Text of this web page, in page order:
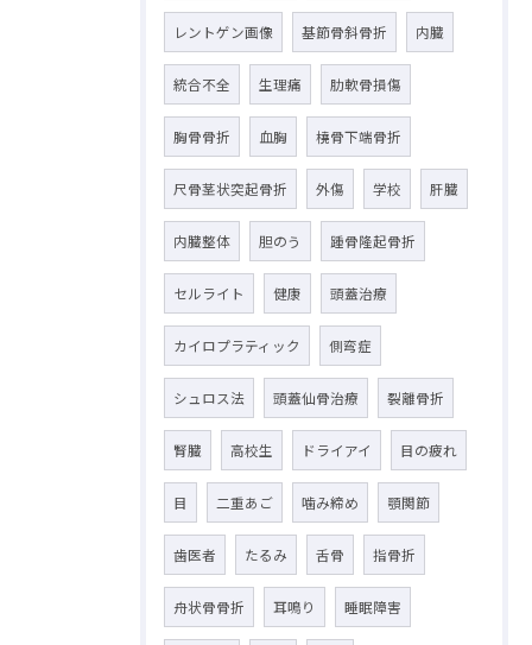
レントゲン画像 基節骨斜骨折 内臓
統合不全 生理痛 肋軟骨損傷
胸骨骨折 血胸 橈骨下端骨折
尺骨茎状突起骨折 外傷 学校 肝臓
内臓整体 胆のう 踵骨隆起骨折
セルライト 健康 頭蓋治療
カイロプラティック 側弯症
シュロス法 頭蓋仙骨治療 裂離骨折
腎臓 高校生 ドライアイ 目の疲れ
目 二重あご 噛み締め 顎関節
歯医者 たるみ 舌骨 指骨折
舟状骨骨折 耳鳴り 睡眠障害